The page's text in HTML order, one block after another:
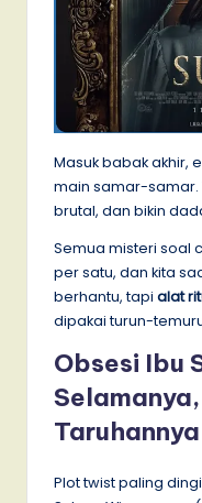
Masuk babak akhir,
main samar-samar.
brutal, dan bikin
Semua misteri soal
per satu, dan kita
berhantu, tapi alat
dipakai turun-
Obsesi Ibu
Taruhannya
Plot twist paling